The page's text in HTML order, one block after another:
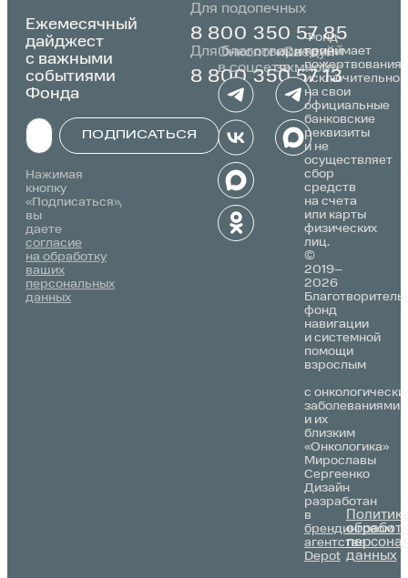
Для подопечных
8 800 350 57 85
Для благотворителей
8 800 350 57 13
Ежемесячный
дайджест
с важными
событиями
Фонда
ПОДПИСАТЬСЯ
Нажимая
кнопку
«Подписаться»,
вы
даете
согласие
на обработку
ваших
персональных
данных
Онкологика
в соцсетях:
«Следуй
за мной»:
Дизайн
разработан
в
брендинговом
агентстве
Depot
©
2019–
2026
фонд
навигации
и системной
помощи
взрослым
с
заболеваниями
и их
близким
«Онкологика»
Мирославы
Сергеенко
Фонд
принимает
пожертвования
исключительно
на свои
официальные
банковские
реквизиты
и не
осуществляет
сбор
средств
на счета
или карты
физических
лиц.
данных